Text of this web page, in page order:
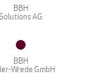
BBH
AG
BBH
Wrede GmbH